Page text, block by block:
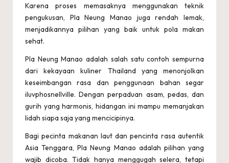
Karena proses memasaknya menggunakan teknik
pengukusan, Pla Neung Manao juga rendah lemak,
menjadikannya pilihan yang baik untuk pola makan
sehat.
Pla Neung Manao adalah salah satu contoh sempurna
dari kekayaan kuliner Thailand yang menonjolkan
keseimbangan rasa dan penggunaan bahan segar
iluvphosnellville. Dengan perpaduan asam, pedas, dan
gurih yang harmonis, hidangan ini mampu memanjakan
lidah siapa saja yang mencicipinya.
Bagi pecinta makanan laut dan pencinta rasa autentik
Asia Tenggara, Pla Neung Manao adalah pilihan yang
wajib dicoba. Tidak hanya menggugah selera, tetapi